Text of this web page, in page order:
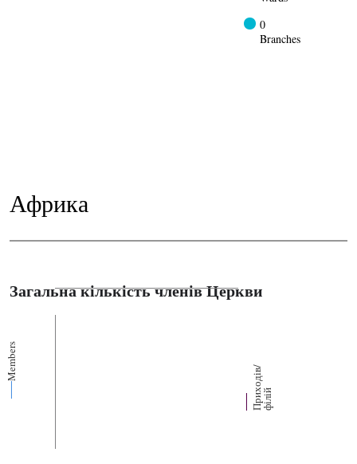
0
Branches
Африка
Загальна кількість членів Церкви
Members
П
р
их
о
д
і
в
/
ф
і
л
ій